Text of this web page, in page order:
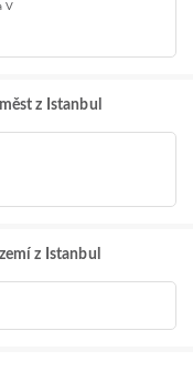
V
z Istanbul
z Istanbul